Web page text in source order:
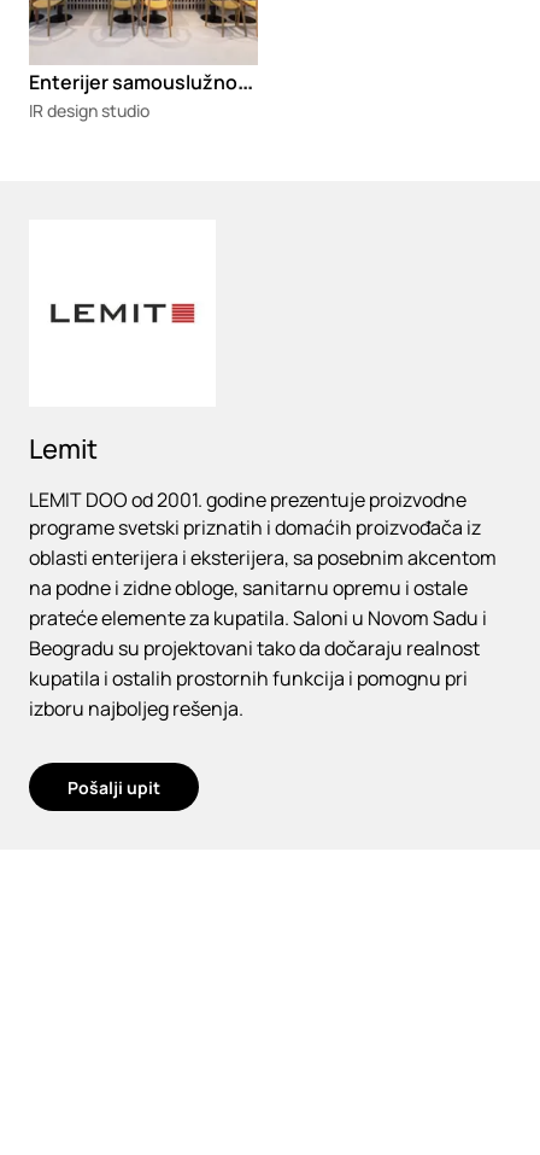
E
nterijer samouslužnog restorana na Dorćolu
IR design studio
Lemit
LEMIT DOO od 2001. godine prezentuje proizvodne
programe svetski priznatih i domaćih proizvođača iz
oblasti enterijera i eksterijera, sa posebnim akcentom
na podne i zidne obloge, sanitarnu opremu i ostale
prateće elemente za kupatila. Saloni u Novom Sadu i
Beogradu su projektovani tako da dočaraju realnost
kupatila i ostalih prostornih funkcija i pomognu pri
izboru najboljeg rešenja.
Pošalji upit